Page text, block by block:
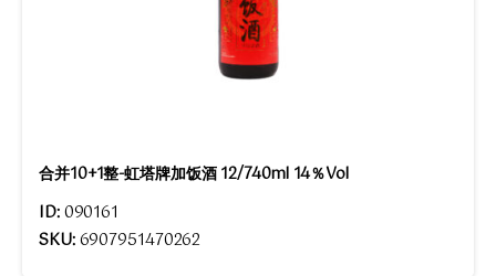
合并10+1整-虹塔牌加饭酒 12/740ml 14％Vol
ID:090161
SKU:6907951470262